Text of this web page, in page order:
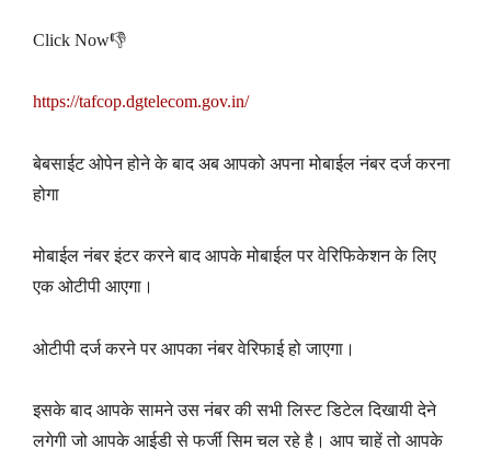
Click Now👎
https://tafcop.dgtelecom.gov.in/
बेबसाईट ओपेन होने के बाद अब आपको अपना मोबाईल नंबर दर्ज करना
होगा
मोबाईल नंबर इंटर करने बाद आपके मोबाईल पर वेरिफिकेशन के लिए
एक ओटीपी आएगा।
ओटीपी दर्ज करने पर आपका नंबर वेरिफाई हो जाएगा।
इसके बाद आपके सामने उस नंबर की सभी लिस्ट डिटेल दिखायी देने
लगेगी जो आपके आईडी से फर्जी सिम चल रहे है। आप चाहें तो आपके